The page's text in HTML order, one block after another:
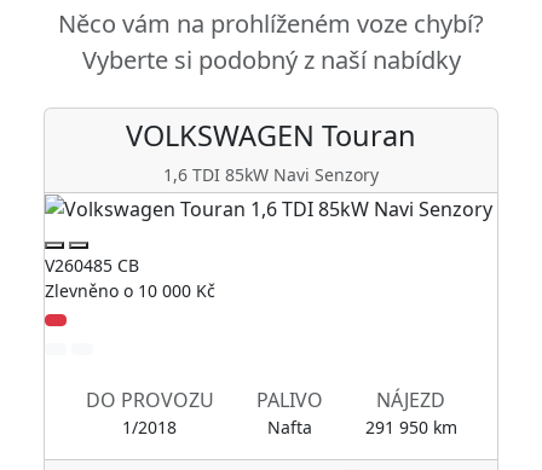
Něco vám na prohlíženém voze chybí?
Vyberte si podobný z naší nabídky
VOLKSWAGEN Touran
1,6 TDI 85kW Navi Senzory
V260485 CB
Zlevněno o 10 000 Kč
DO PROVOZU
1/2018
PALIVO
Nafta
NÁJEZD
291 950 km